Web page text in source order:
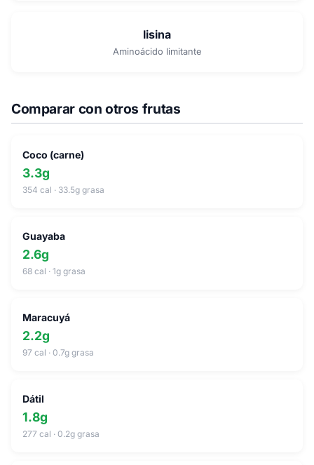
lisina
Aminoácido limitante
Comparar con otros frutas
Coco (carne)
3.3g
354 cal · 33.5g grasa
Guayaba
2.6g
68 cal · 1g grasa
Maracuyá
2.2g
97 cal · 0.7g grasa
Dátil
1.8g
277 cal · 0.2g grasa